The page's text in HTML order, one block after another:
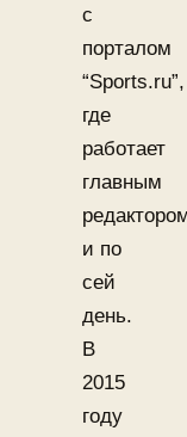
с
порталом
“Sports.ru”,
где
работает
главным
и по
сей
день.
В
2015
году